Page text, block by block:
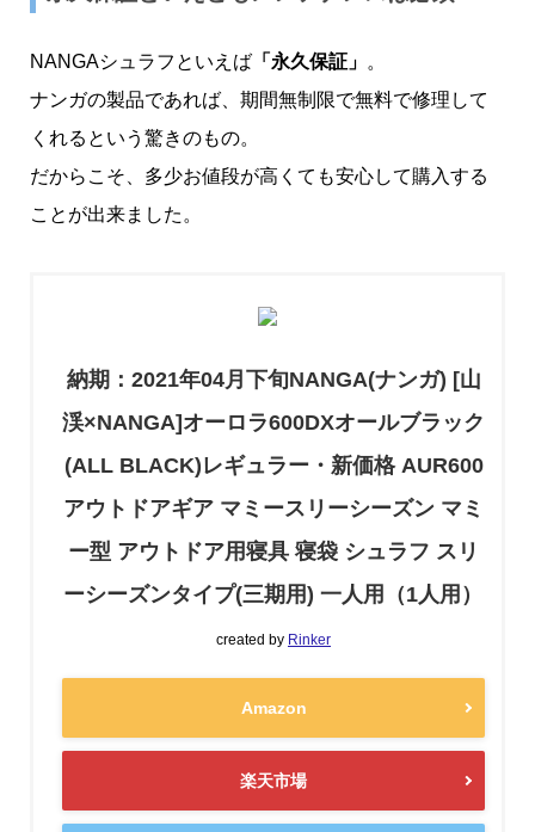
NANGAシュラフといえば「永久保証」 。
ナンガの製品であれば、期間無制限で無料で修理して
くれるという驚きのもの。
だからこそ、多少お値段が高くても安心して購入する
ことが出来ました。
納期：2021年04月下旬NANGA(ナンガ) [山
渓×NANGA]オーロラ600DXオールブラック
(ALL BLACK)レギュラー・新価格 AUR600
アウトドアギア マミースリーシーズン マミ
ー型 アウトドア用寝具 寝袋 シュラフ スリ
ーシーズンタイプ(三期用) 一人用（1人用）
created by Rinker
Amazon
楽天市場